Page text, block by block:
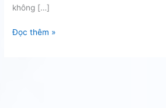
không […]
Cứu
Đọc thêm »